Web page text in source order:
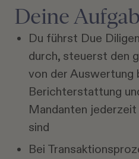
Deine
Du führst Due
durch, steuerst den
von der Auswertung
Berichterstattung
Mandanten
sind
Bei